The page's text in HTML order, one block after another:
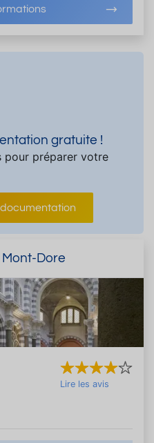
gratuite !
pour préparer votre
Dore
Lire les avis